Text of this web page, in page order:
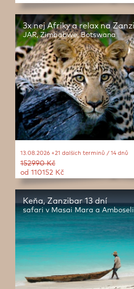
3x nej Afriky a relax na
JAR, Zimbabwe, Botswana
13.08.2026 +21 dalších termínů / 14 dnů
152990 Kč
od 110152 Kč
Keňa, Zanzibar 13 dní
safari v Masai Mara a